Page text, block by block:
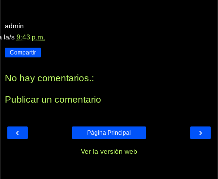
admin
la/s 9:43 p.m.
Compartir
No hay comentarios.:
Publicar un comentario
‹ ›
Página Principal
Ver la versión web